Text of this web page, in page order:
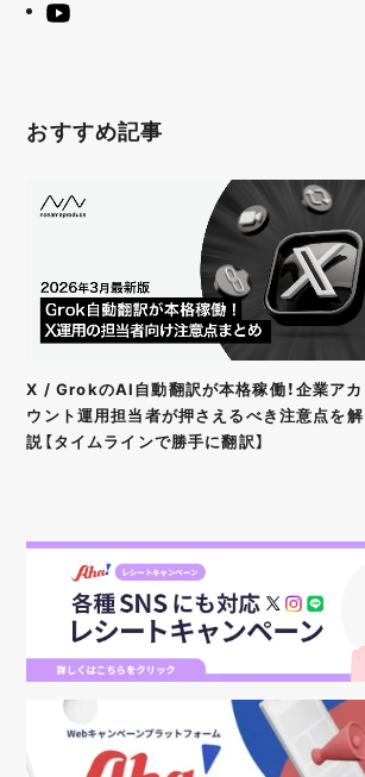
おすすめ記事
X / GrokのAI自動翻訳が本格稼働！企業アカ
ウント運用担当者が押さえるべき注意点を解
説【タイムラインで勝手に翻訳】